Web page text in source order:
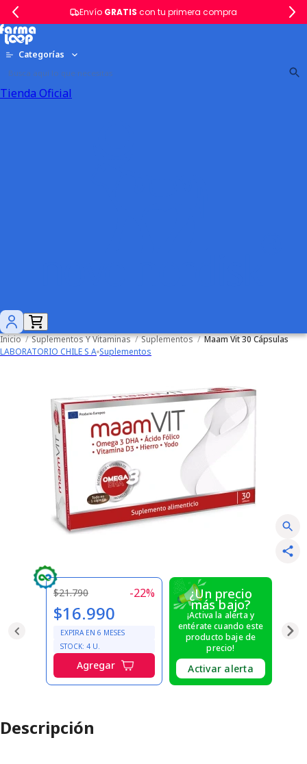
Envío GRATIS con tu primera compra
Categorías
Tienda Oficial
Inicio / Suplementos Y Vitaminas / Suplementos / Maam Vit 30 Cápsulas
LABORATORIO CHILE S A Suplementos
$21.790 -22%
$16.990
EXPIRA EN 6 MESES
STOCK: 4 U.
Agregar
¿Un precio
más bajo?
¡Activa la alerta y
entérate cuando este
producto baje de
precio!
Activar alerta
Descripción